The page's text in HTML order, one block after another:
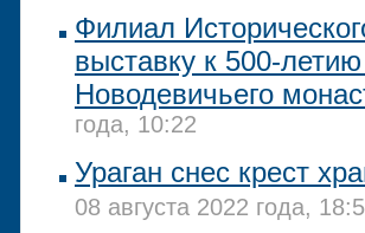
Филиал
выставку к 500-
Новодевичьего
года, 10:22
Ураган снес крест
08 августа 2022 года,